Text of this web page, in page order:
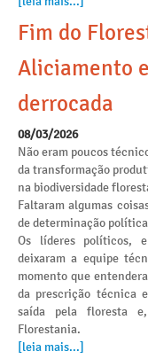
Fim do
Aliciamento
derrocada
08/03/2026
Não eram poucos
da transformação
na biodiversidade
Faltaram algumas
de determinação
Os líderes políticos,
deixaram a equipe
momento que
da prescrição técnica
saída pela floresta
Florestania.
[leia mais...]